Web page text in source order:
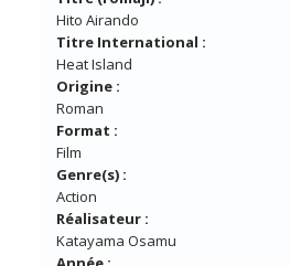
Hito Airando
Titre International :
Heat Island
Origine :
Roman
Format :
Film
Genre(s) :
Action
Réalisateur :
Katayama Osamu